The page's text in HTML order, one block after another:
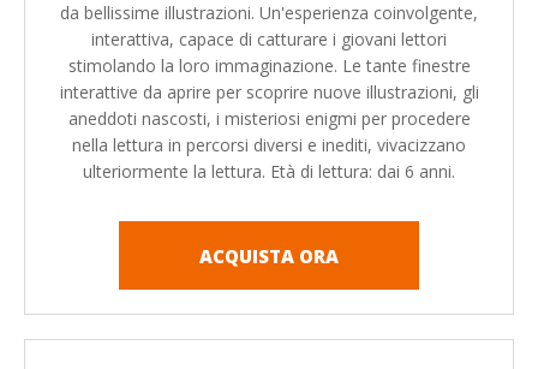
da bellissime illustrazioni. Un'esperienza coinvolgente,
interattiva, capace di catturare i giovani lettori
stimolando la loro immaginazione. Le tante finestre
interattive da aprire per scoprire nuove illustrazioni, gli
aneddoti nascosti, i misteriosi enigmi per procedere
nella lettura in percorsi diversi e inediti, vivacizzano
ulteriormente la lettura. Età di lettura: dai 6 anni.
ACQUISTA ORA